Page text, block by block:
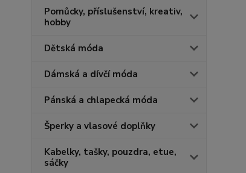
Pomůcky, příslušenství, kreativ,
hobby
Dětská móda
Dámská a dívčí móda
Pánská a chlapecká móda
Šperky a vlasové doplňky
Kabelky, tašky, pouzdra, etue,
sáčky